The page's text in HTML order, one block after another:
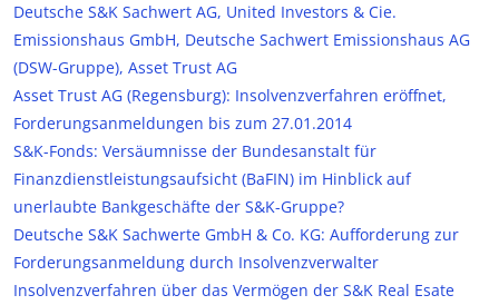
Deutsche S&K Sachwert AG, United Investors & Cie.
Emissionshaus GmbH, Deutsche Sachwert Emissionshaus AG
(DSW-Gruppe), Asset Trust AG
Asset Trust AG (Regensburg): Insolvenzverfahren eröffnet,
Forderungsanmeldungen bis zum 27.01.2014
S&K-Fonds: Versäumnisse der Bundesanstalt für
Finanzdienstleistungsaufsicht (BaFIN) im Hinblick auf
unerlaubte Bankgeschäfte der S&K-Gruppe?
Deutsche S&K Sachwerte GmbH & Co. KG: Aufforderung zur
Forderungsanmeldung durch Insolvenzverwalter
Insolvenzverfahren über das Vermögen der S&K Real Esate